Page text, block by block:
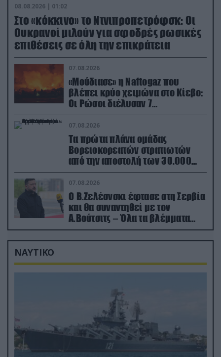
08.08.2026 | 01:02
Στο «κόκκινο» το Ντνιπροπετρόφσκ: Οι
Ουκρανοί μιλούν για σφοδρές ρωσικές
επιθέσεις σε όλη την επικράτεια
07.08.2026
«Μούδιασε» η Naftogaz που
βλέπει κρύο χειμώνα στο Κίεβο:
Οι Ρώσοι διέλυσαν 7
εγκαταστάσεις του ουκρανικού
κολοσσού!
07.08.2026
Τα πρώτα πλάνα ομάδας
Βορειοκορεατών στρατιωτών
από την αποστολή των 30.000
που έφτασαν στη Ρωσία (βίντεο)
07.08.2026
Ο Β.Ζελέσνσκι έφτασε στη Σερβία
και θα συναντηθεί με τον
Α.Βούτσιτς – Όλα τα βλέμματα
στις σχέσεις με τη Ρωσία
ΝΑΥΤΙΚΟ